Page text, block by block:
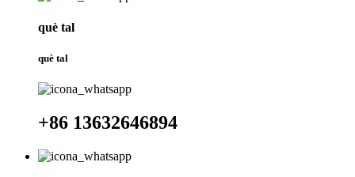
què tal
què tal
+86 13632646894